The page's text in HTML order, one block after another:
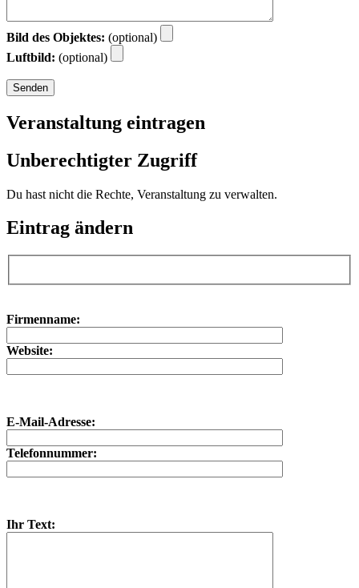
Bild des Objektes: (optional)
Luftbild: (optional)
Veranstaltung eintragen
Unberechtigter Zugriff
Du hast nicht die Rechte, Veranstaltung zu verwalten.
Eintrag ändern
Firmenname:
Website:
E-Mail-Adresse:
Telefonnummer:
Ihr Text: